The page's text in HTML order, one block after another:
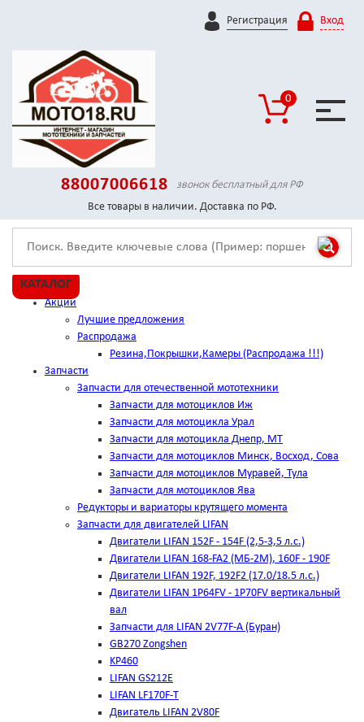
Регистрация Вход
0
88007006618
звонок бесплатный для РФ
Все товары в наличии. Доставка по РФ.
КАТАЛОГ
Акции
Лучшие предложения
Распродажа
Резина,Покрышки,Камеры (Распродажа !!!)
Запчасти
Запчасти для отечественной мототехники
Запчасти для мотоциклов Иж
Запчасти для мотоцикла Урал
Запчасти для мотоцикла Днепр, МТ
Запчасти для мотоциклов Минск, Восход, Сова
Запчасти для мотоциклов Муравей, Тула
Запчасти для мотоциклов Ява
Редукторы и вариаторы крутящего момента
Запчасти для двигателей LIFAN
Двигатели LIFAN 152F - 154F (2,5-3,5 л.с.)
Двигатели LIFAN 168-FA2 (МБ-2М), 160F - 190F
Двигатели LIFAN 192F, 192F2 (17.0/18.5 л.с.)
Двигатели LIFAN 1Р64FV - 1Р70FV вертикальный
вал
Запчасти для LIFAN 2V77F-A (Буран)
GB270 Zongshen
KP460
LIFAN GS212E
LIFAN LF170F-T
Двигатель LIFAN 2V80F